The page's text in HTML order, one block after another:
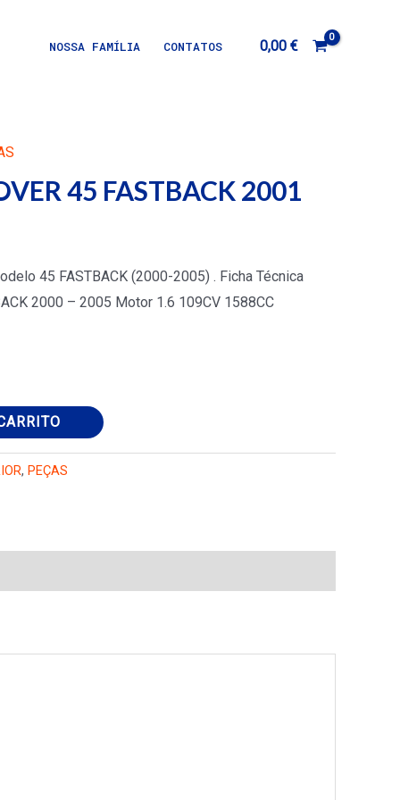
NOSSA FAMÍLIA CONTATOS 0,00 €
45 FASTBACK 2001
45 FASTBACK (2000-2005) . Ficha Técnica
2000 – 2005 Motor 1.6 109CV 1588CC
, PEÇAS